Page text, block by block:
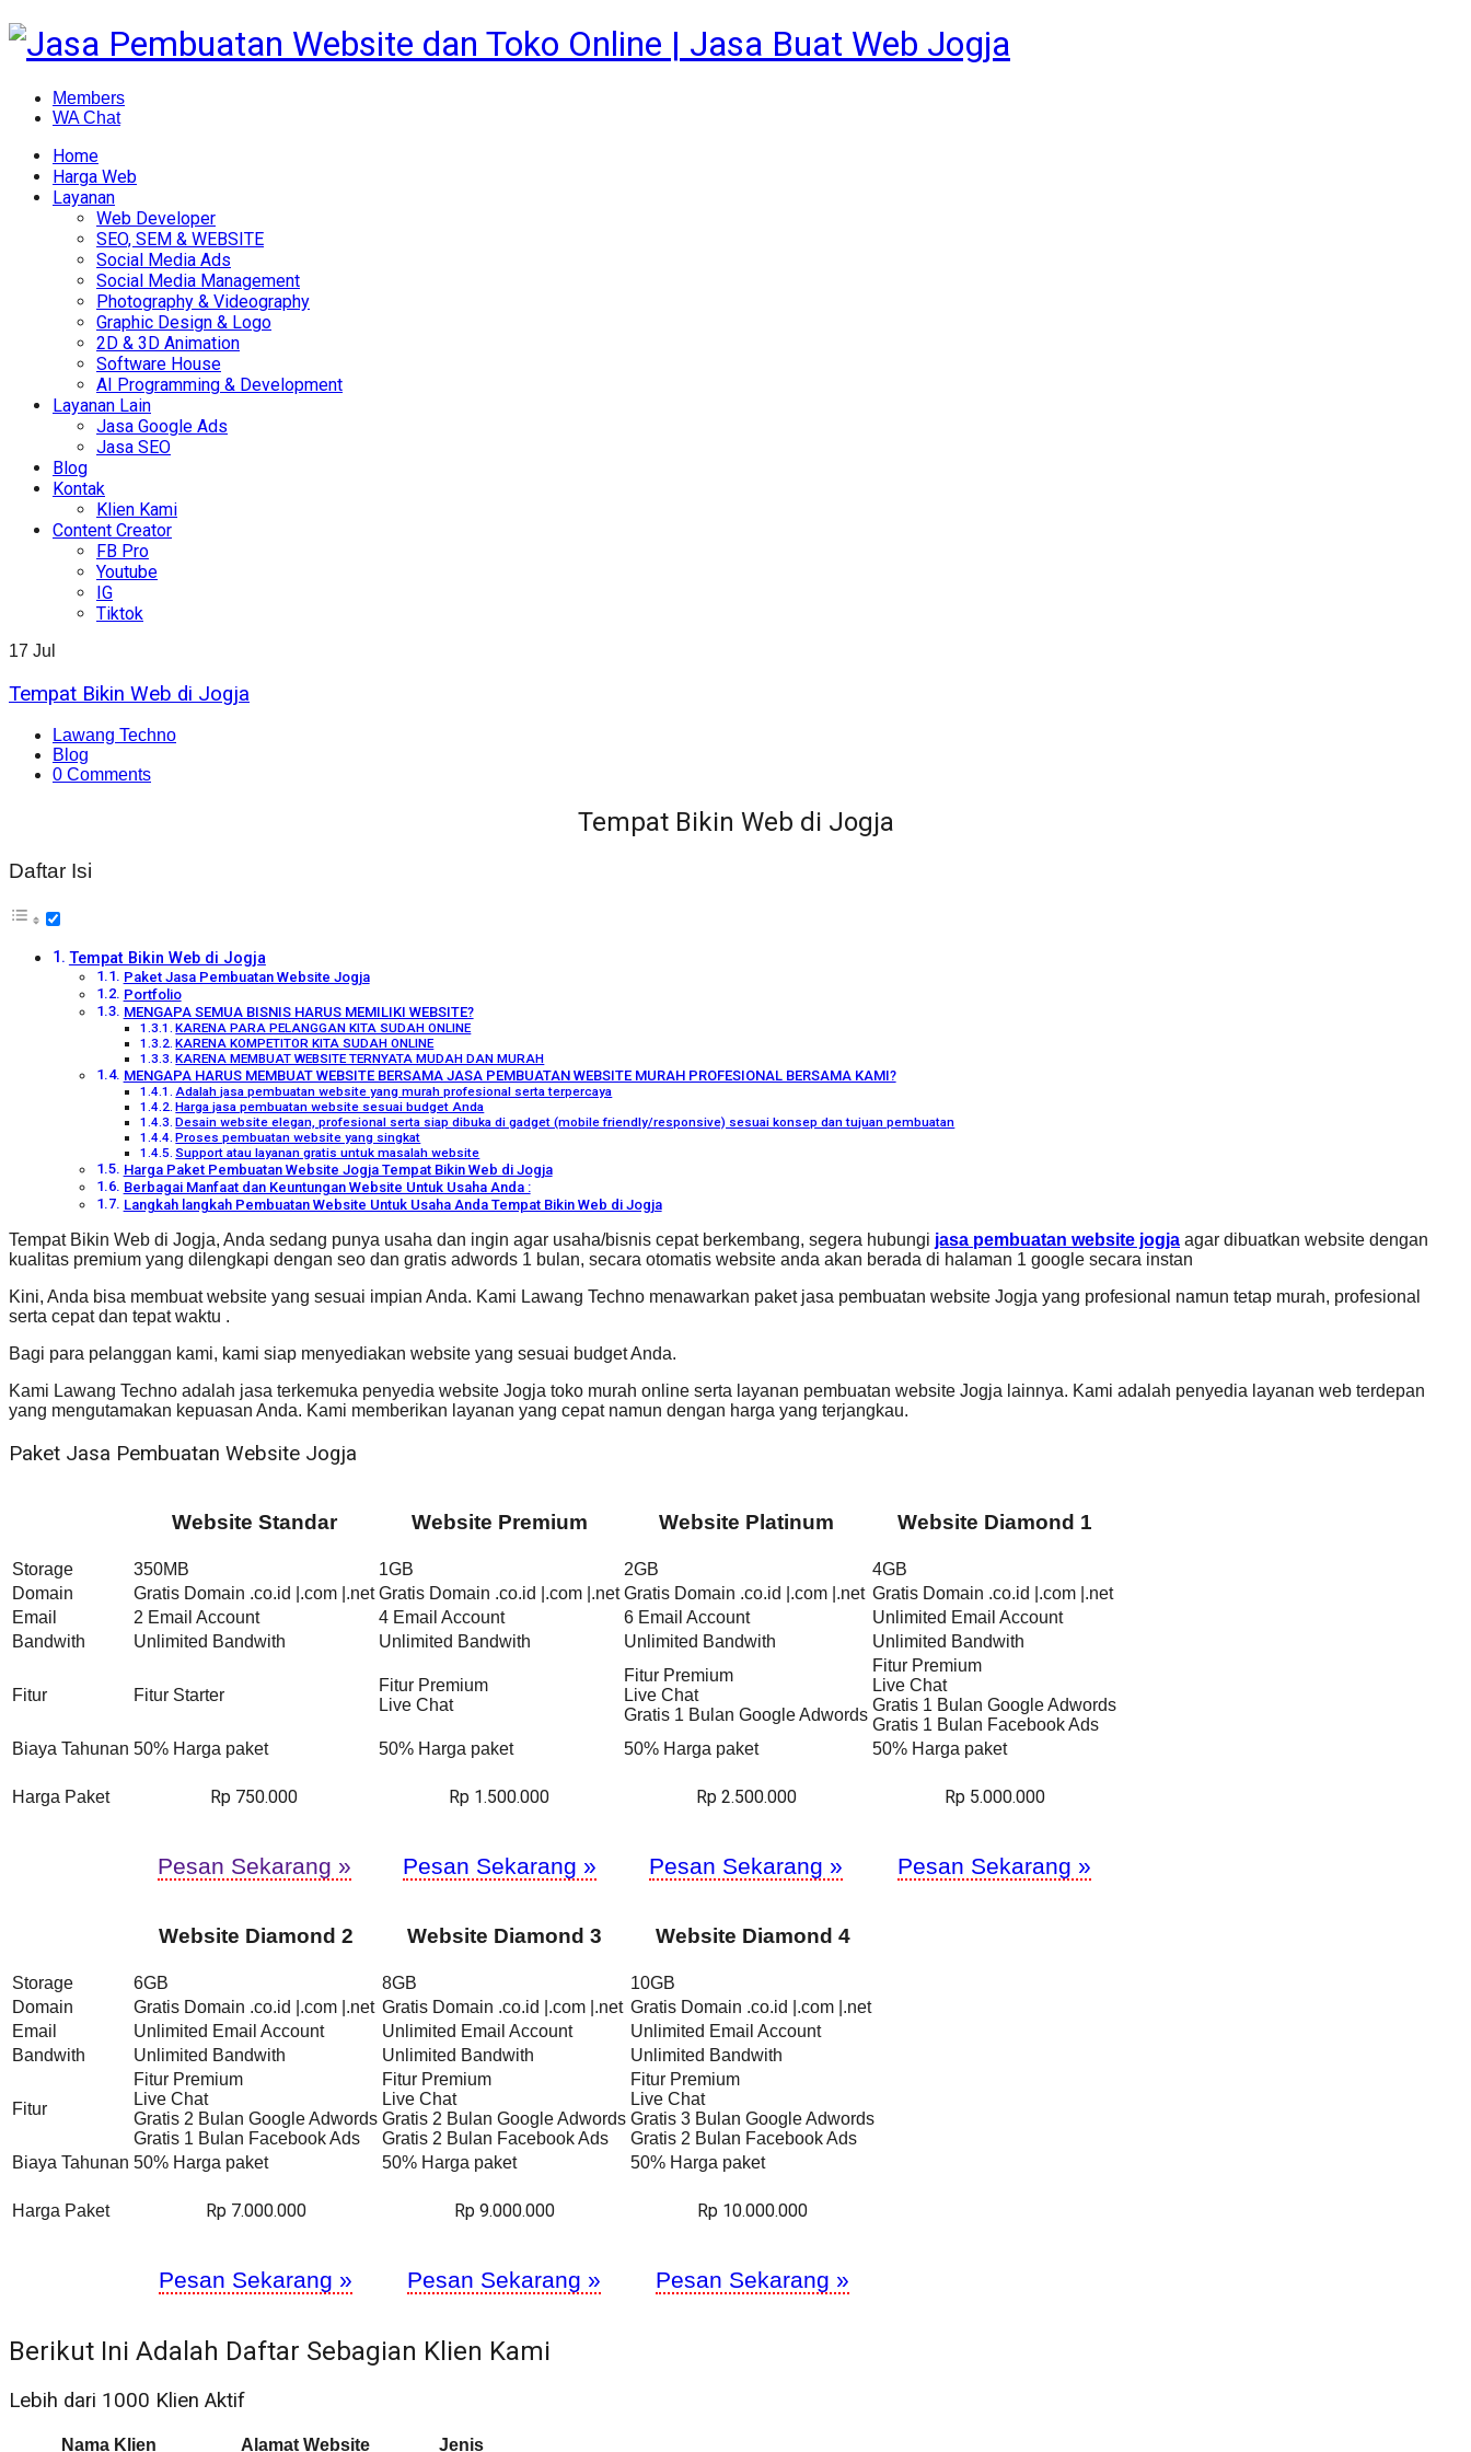
Members
WA Chat
Home
Harga Web
Layanan
Web Developer
SEO, SEM & WEBSITE
Social Media Ads
Social Media Management
Photography & Videography
Graphic Design & Logo
2D & 3D Animation
Software House
AI Programming & Development
Layanan Lain
Jasa Google Ads
Jasa SEO
Blog
Kontak
Klien Kami
Content Creator
FB Pro
Youtube
IG
Tiktok
17 Jul
Tempat Bikin Web di Jogja
Lawang Techno
Blog
0 Comments
Tempat Bikin Web di Jogja
Daftar Isi
Tempat Bikin Web di Jogja
Paket Jasa Pembuatan Website Jogja
Portfolio
MENGAPA SEMUA BISNIS HARUS MEMILIKI WEBSITE?
KARENA PARA PELANGGAN KITA SUDAH ONLINE
KARENA KOMPETITOR KITA SUDAH ONLINE
KARENA MEMBUAT WEBSITE TERNYATA MUDAH DAN MURAH
MENGAPA HARUS MEMBUAT WEBSITE BERSAMA JASA PEMBUATAN WEBSITE MURAH PROFESIONAL BERSAMA KAMI?
Adalah jasa pembuatan website yang murah profesional serta terpercaya
Harga jasa pembuatan website sesuai budget Anda
Desain website elegan, profesional serta siap dibuka di gadget (mobile friendly/responsive) sesuai konsep dan tujuan pembuatan
Proses pembuatan website yang singkat
Support atau layanan gratis untuk masalah website
Harga Paket Pembuatan Website Jogja Tempat Bikin Web di Jogja
Berbagai Manfaat dan Keuntungan Website Untuk Usaha Anda :
Langkah langkah Pembuatan Website Untuk Usaha Anda Tempat Bikin Web di Jogja
Tempat Bikin Web di Jogja, Anda sedang punya usaha dan ingin agar usaha/bisnis cepat berkembang, segera hubungi jasa pembuatan website jogja agar dibuatkan website dengan
kualitas premium yang dilengkapi dengan seo dan gratis adwords 1 bulan, secara otomatis website anda akan berada di halaman 1 google secara instan
Kini, Anda bisa membuat website yang sesuai impian Anda. Kami Lawang Techno menawarkan paket jasa pembuatan website Jogja yang profesional namun tetap murah, profesional
serta cepat dan tepat waktu .
Bagi para pelanggan kami, kami siap menyediakan website yang sesuai budget Anda.
Kami Lawang Techno adalah jasa terkemuka penyedia website Jogja toko murah online serta layanan pembuatan website Jogja lainnya. Kami adalah penyedia layanan web terdepan
yang mengutamakan kepuasan Anda. Kami memberikan layanan yang cepat namun dengan harga yang terjangkau.
Paket Jasa Pembuatan Website Jogja
Website Standar Website Premium Website Platinum Website Diamond 1
Storage 350MB 1GB 2GB
4GB
Domain
Gratis Domain .co.id |.com |.net Gratis Domain .co.id |.com |.net Gratis Domain .co.id |.com |.net Gratis Domain .co.id |.com |.net
Email
2 Email Account 4 Email Account 6 Email Account
Unlimited Email Account
Bandwith
Unlimited Bandwith Unlimited Bandwith Unlimited Bandwith Unlimited Bandwith
Fitur Fitur Starter
Fitur Premium
Live Chat
Fitur Premium
Live Chat
Gratis 1 Bulan Google Adwords
Fitur Premium
Live Chat
Gratis 1 Bulan Google Adwords
Gratis 1 Bulan Facebook Ads
Biaya Tahunan 50% Harga paket 50% Harga paket 50% Harga paket 50% Harga paket
Harga Paket Rp 750.000 Rp 1.500.000 Rp 2.500.000 Rp 5.000.000
Pesan Sekarang » Pesan Sekarang » Pesan Sekarang » Pesan Sekarang »
Website Diamond 2 Website Diamond 3 Website Diamond 4
Storage 6GB 8GB
10GB
Domain
Gratis Domain .co.id |.com |.net Gratis Domain .co.id |.com |.net Gratis Domain .co.id |.com |.net
Email
Unlimited Email Account Unlimited Email Account
Unlimited Email Account
Bandwith
Unlimited Bandwith Unlimited Bandwith Unlimited Bandwith
Fitur
Fitur Premium
Live Chat
Gratis 2 Bulan Google Adwords
Gratis 1 Bulan Facebook Ads
Fitur Premium
Live Chat
Gratis 2 Bulan Google Adwords
Gratis 2 Bulan Facebook Ads
Fitur Premium
Live Chat
Gratis 3 Bulan Google Adwords
Gratis 2 Bulan Facebook Ads
Biaya Tahunan 50% Harga paket 50% Harga paket 50% Harga paket
Harga Paket Rp 7.000.000 Rp 9.000.000 Rp 10.000.000
Pesan Sekarang » Pesan Sekarang » Pesan Sekarang »
Berikut Ini Adalah Daftar Sebagian Klien Kami
Lebih dari 1000 Klien Aktif
Nama Klien Alamat Website
Jenis